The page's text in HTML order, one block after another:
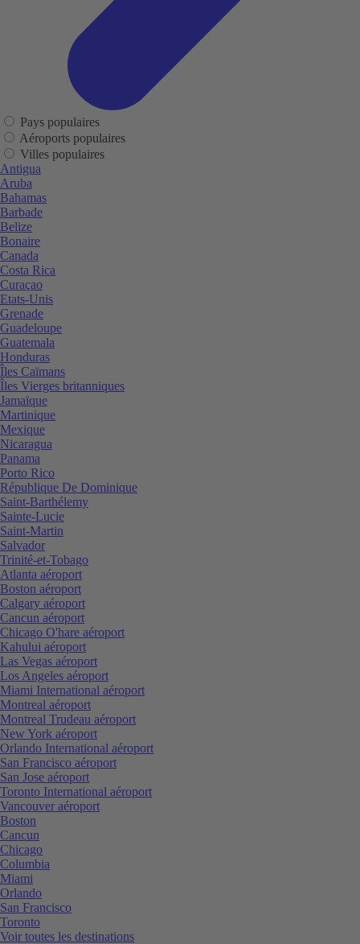
Pays populaires
Aéroports populaires
Villes populaires
Antigua
Aruba
Bahamas
Barbade
Belize
Bonaire
Canada
Costa Rica
Curaçao
Etats-Unis
Grenade
Guadeloupe
Guatemala
Honduras
Îles Caïmans
Îles Vierges britanniques
Jamaïque
Martinique
Mexique
Nicaragua
Panama
Porto Rico
République De Dominique
Saint-Barthélemy
Sainte-Lucie
Saint-Martin
Salvador
Trinité-et-Tobago
Atlanta aéroport
Boston aéroport
Calgary aéroport
Cancun aéroport
Chicago O'hare aéroport
Kahului aéroport
Las Vegas aéroport
Los Angeles aéroport
Miami International aéroport
Montreal aéroport
Montreal Trudeau aéroport
New York aéroport
Orlando International aéroport
San Francisco aéroport
San Jose aéroport
Toronto International aéroport
Vancouver aéroport
Boston
Cancun
Chicago
Columbia
Miami
Orlando
San Francisco
Toronto
Voir toutes les destinations